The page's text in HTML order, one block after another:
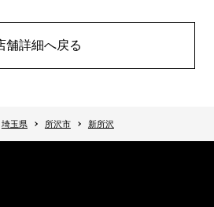
舗詳細へ戻る
埼玉県 所沢市 新所沢